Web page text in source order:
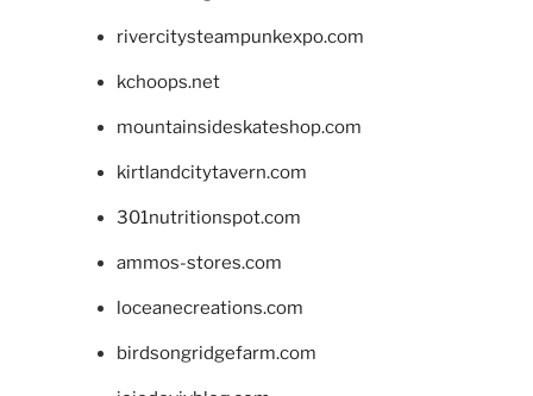
rivercitysteampunkexpo.com
kchoops.net
mountainsideskateshop.com
kirtlandcitytavern.com
301nutritionspot.com
ammos-stores.com
loceanecreations.com
birdsongridgefarm.com